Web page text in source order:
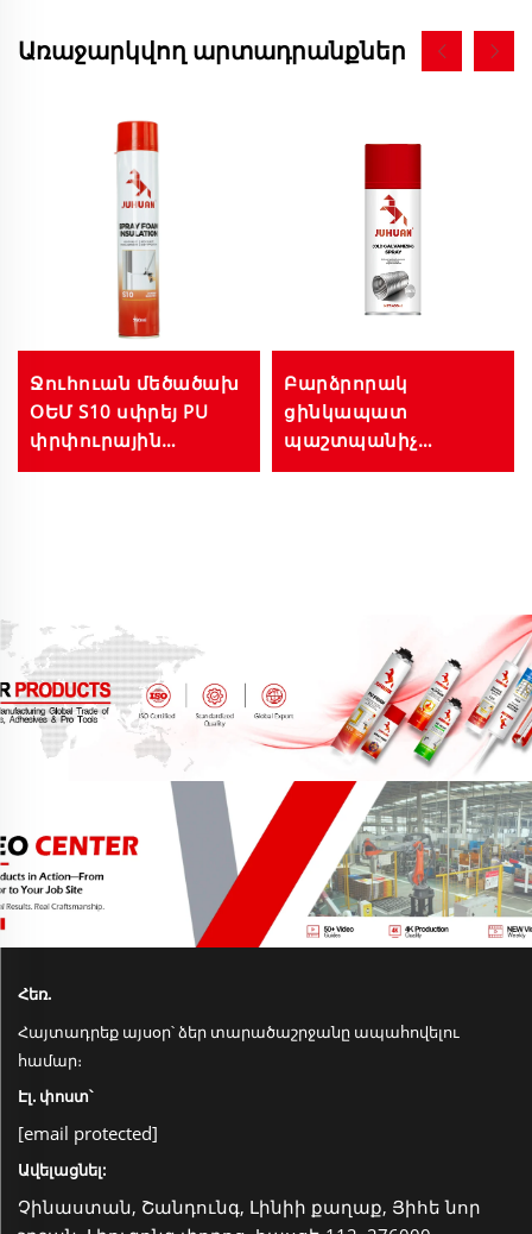
Առաջարկվող արտադրանքներ
Ջուհուան մեծածախ
ՕԵՄ S10 սփրեյ PU
փրփուրային
ջերմամեկուսացում՝
համար,
եղանակային
դիմացկուն, հեշտ
կիրառման
Բարձրորակ
ցինկապատ
պաշտպանիչ
ծածկույթ - Մետաղյա
Հեռ.
Հայտադրեք այսօր՝ ձեր տարածաշրջանը ապահովելու
համար։
Էլ. փոստ՝
[email protected]
Ավելացնել:
Չինաստան, Շանդունգ, Լինիի քաղաք, Յիհե նոր